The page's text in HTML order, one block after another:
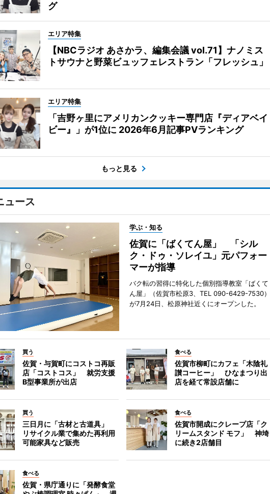
グ
エリア特集
【NBCラジオ あさかラ、編集会議 vol.71】ナノミス
トサウナと野菜ビュッフェレストラン「フレッシュ」
エリア特集
「吉野ヶ里にアメリカンクッキー専門店『ディアベイ
ビー』」が1位に 2026年6月記事PVランキング
もっと見る
ュース
学ぶ・知る
佐賀に「ばくてん屋」 「シル
ク・ドゥ・ソレイユ」元パフォー
マーが指導
バク転の習得に特化した個別指導教室「ばくて
ん屋」（佐賀市松原3、TEL 090-6429-7530）
が7月24日、松原神社近くにオープンした。
買う
佐賀・与賀町にコストコ再販
店「コストコス」 就労支援
B型事業所が出店
食べる
佐賀市柳町にカフェ「木陰礼
讃コーヒー」 ひなまつり出
店を経て常設店舗に
買う
三日月に「古材と古道具」
リサイクル業で集めた再利用
可能家具など販売
食べる
佐賀市開成にクレープ店「ク
リームスタンド モフ」 神埼
に続き2店舗目
食べる
佐賀・県庁通りに「発酵食堂